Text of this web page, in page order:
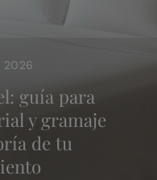
2026
guía para
y gramaje
de tu